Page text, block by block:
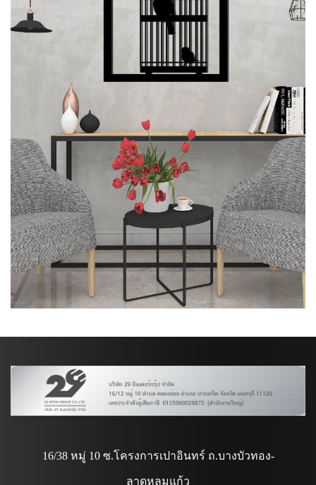
16/38 หมู่ 10 ซ.โครงการเปาอินทร์ ถ.บางบัวทอง-
ลาดหลุมแก้ว